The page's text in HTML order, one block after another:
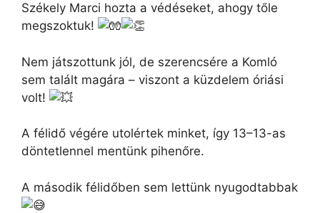
Székely Marci hozta a védéseket, ahogy tőle
megszoktuk!
Nem játszottunk jól, de szerencsére a Komló
sem talált magára – viszont a küzdelem óriási
volt!
A félidő végére utolértek minket, így 13–13-as
döntetlennel mentünk pihenőre.
A második félidőben sem lettünk nyugodtabbak